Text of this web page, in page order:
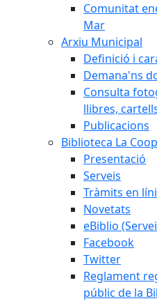
Comunitat
Mar
Arxiu Municipal
Definició i
Demana'ns
Consulta
llibres,
Publicacions
Biblioteca La
Presentació
Serveis
Tràmits en
Novetats
eBiblio
Facebook
Twitter
Reglament
públic de la